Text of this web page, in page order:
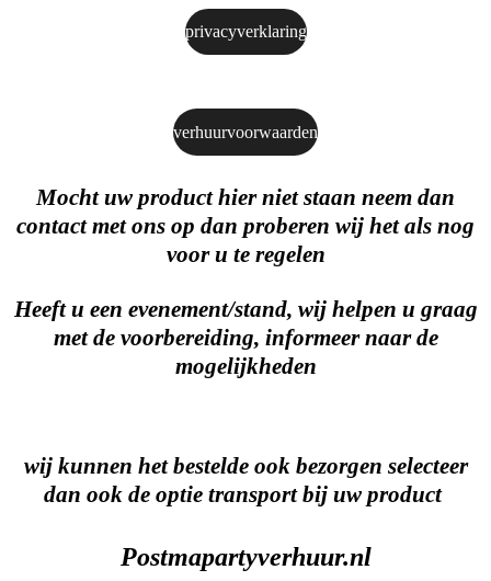
privacyverklaring
verhuurvoorwaarden
Mocht uw product hier niet staan neem dan
contact met ons op dan proberen wij het als nog
voor u te regelen
Heeft u een evenement/stand, wij helpen u graag
met de voorbereiding, informeer naar de
mogelijkheden
wij kunnen het bestelde ook bezorgen selecteer
dan ook de optie transport bij uw product
Postmapartyverhuur.nl